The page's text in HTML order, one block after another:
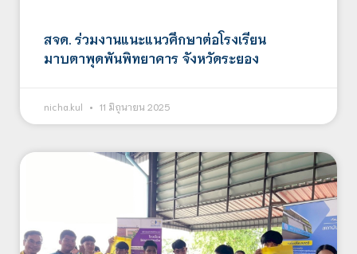
สจด. ร่วมงานแนะแนวศึกษาต่อโรงเรียน
มาบตาพุดพันพิทยาคาร จังหวัดระยอง
nicha.kul 11 มิถุนายน 2025